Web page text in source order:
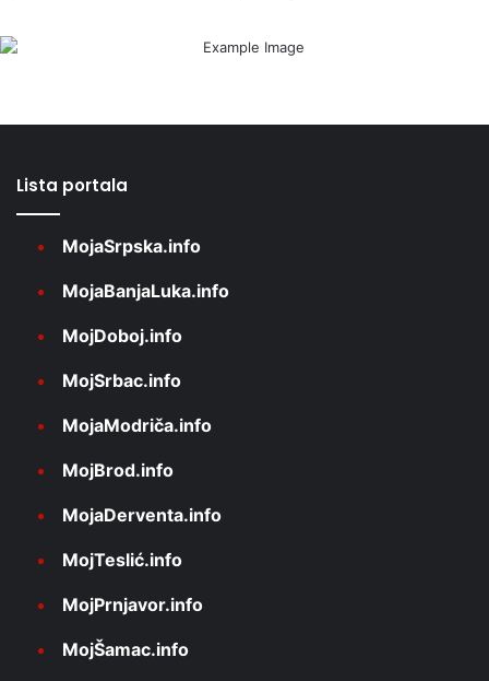
Lista portala
MojaSrpska.info
MojaBanjaLuka.info
MojDoboj.info
MojSrbac.info
MojaModriča.info
MojBrod.info
MojaDerventa.info
MojTeslić.info
MojPrnjavor.info
MojŠamac.info